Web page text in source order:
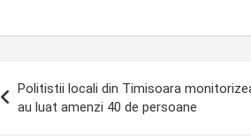
Politistii locali din Timisoara
au luat amenzi 40 de persoane